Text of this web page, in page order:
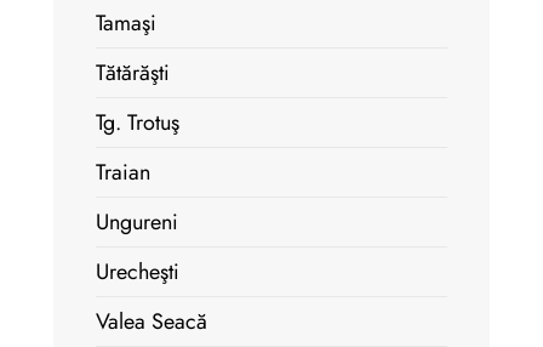
Tamaşi
Tătărăşti
Tg. Trotuş
Traian
Ungureni
Urecheşti
Valea Seacă